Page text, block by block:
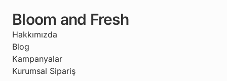
Bloom and Fresh
Hakkımızda
Blog
Kampanyalar
Kurumsal Sipariş